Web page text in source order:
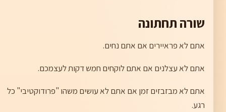
שורה תחתונה
אתם לא פראיירים אם אתם נחים.
אתם לא עצלנים אם אתם לוקחים חמש דקות לעצמכם.
אתם לא מבזבזים זמן אם אתם לא עושים משהו "פרודוקטיבי" כל
רגע.